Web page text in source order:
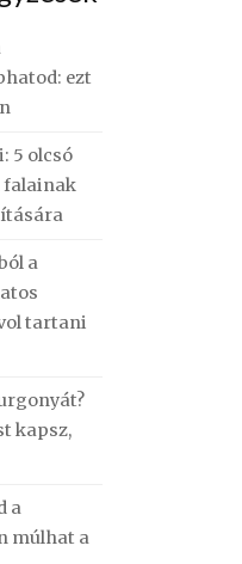
ezt
5 olcsó
falainak
a
tartani
kapsz,
a
múlhat a